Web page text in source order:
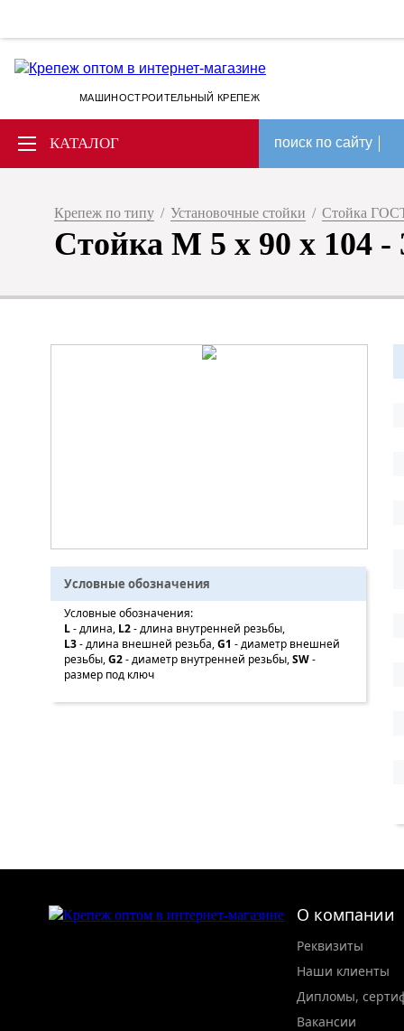
МАШИНОСТРОИТЕЛЬНЫЙ КРЕПЕЖ
КАТАЛОГ поиск по сайту
Крепеж по типу / Установочные стойки / Стойка
Стойка М 5 х 90 х 104
Условные обозначения
Условные обозначения:
L- длина, L2- длина внутренней резьбы,
L3- длина внешней резьба,G1 - диаметр внешней
резьбы,G2- диаметр внутренней резьбы,SW-
размер под ключ
О компании
Реквизиты
Наши клиенты
Дипломы,
Вакансии